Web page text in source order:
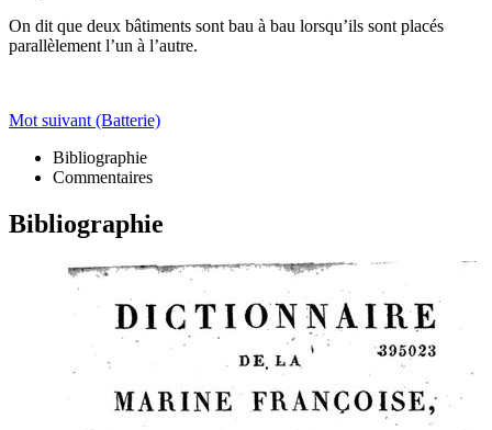
On dit que deux bâtiments sont bau à bau lorsqu’ils sont placés
parallèlement l’un à l’autre.
Mot suivant (Batterie)
Bibliographie
Commentaires
Bibliographie